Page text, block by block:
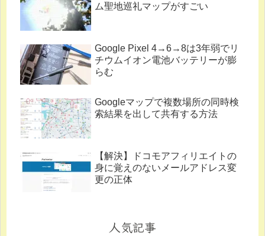
ム聖地巡礼マップがすごい
Google Pixel 4→6→8は3年弱でリ
チウムイオン電池バッテリーが膨
らむ
Googleマップで複数場所の同時検
索結果を出して共有する方法
【解決】ドコモアフィリエイトの
身に覚えのないメールアドレス変
更の正体
人気記事